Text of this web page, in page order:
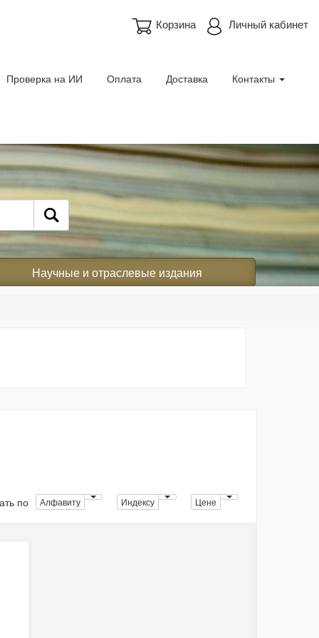
Личный кабинет
Корзина
Проверка на ИИ Оплата Доставка Контакты
Научные и отраслевые издания
по Алфавиту Индексу Цене